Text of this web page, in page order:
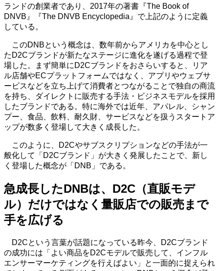
ランドの創業者であり、2017年の著書『The Book of
DNVB』『The DNVB Encyclopedia』で上記のように定義
している。
このDNBという概念は、数年前からアメリカを中心とし
たD2Cブランドが新たなステージに進化を遂げる過程で登
場した。まず簡単にD2Cブランドをおさらいすると、リア
ル店舗やECプラットフォームではなく、アプリやウェブサ
ービスなどを立ち上げて消費者とつながることで独自の商流
を持ち、ダイレクトに販売する手法・ビジネスモデルを採用
したブランドである。特に海外では近年、アパレル、シャン
プー、食品、飲料、耐久財、サービスなどを扱うスタートア
ップが数多く登場して大きく成長した。
このように、D2Cやサブスクリプションなどの手法が一
般化して「D2Cブランド」が大きく発展したことで、新し
く登場した概念が「DNB」である。
急成長したDNBは、D2C（直販モデ
ル）だけではなく量販店での販売まで
手を広げる
D2Cという⾔葉が話題になっている昨今、D2Cブランド
の成功には「よい商品をD2Cモデルで販売して、インフル
エンサーマーケティングを⾏えばよい」と一面的に捉えられ